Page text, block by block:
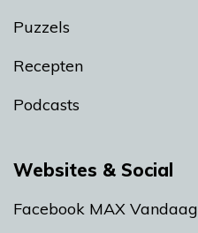
Puzzels
Recepten
Podcasts
Websites & Social
Facebook MAX Vandaag